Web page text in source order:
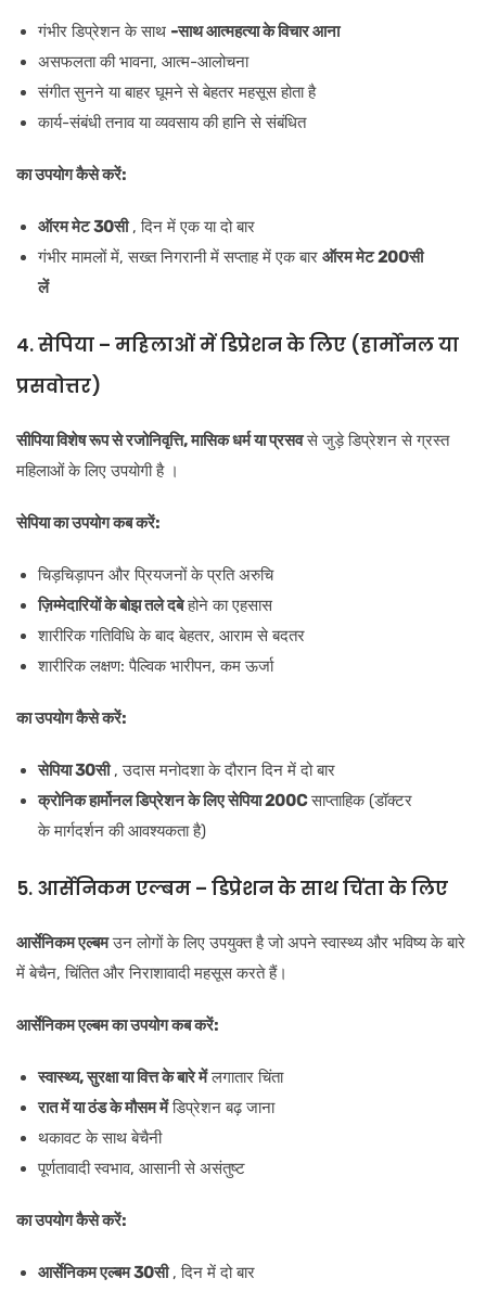
गंभीर डिप्रेशन के साथ -साथ आत्महत्या के विचार आना
असफलता की भावना, आत्म-आलोचना
संगीत सुनने या बाहर घूमने से बेहतर महसूस होता है
कार्य-संबंधी तनाव या व्यवसाय की हानि से संबंधित
का उपयोग कैसे करें:
ऑरम मेट 30सी, दिन में एक या दो बार
गंभीर मामलों में, सख्त निगरानी में सप्ताह में एक बार ऑरम मेट 200सी
लें
4. सेपिया – महिलाओं में डिप्रेशन के लिए (हार्मोनल या
प्रसवोत्तर)
सीपिया विशेष रूप सेरजोनिवृत्ति, मासिक धर्म या प्रसवसे जुड़े डिप्रेशन से ग्रस्त
महिलाओं के लिए उपयोगी है ।
सेपिया का उपयोग कब करें:
चिड़चिड़ापन और प्रियजनों के प्रति अरुचि
ज़िम्मेदारियों के बोझ तले दबेहोने का एहसास
शारीरिक गतिविधि के बाद बेहतर, आराम से बदतर
शारीरिक लक्षण: पैल्विक भारीपन, कम ऊर्जा
का उपयोग कैसे करें:
सेपिया 30सी, उदास मनोदशा के दौरान दिन में दो बार
क्रोनिक हार्मोनल डिप्रेशन के लिए सेपिया 200Cसाप्ताहिक (डॉक्टर
के मार्गदर्शन की आवश्यकता है)
5. आर्सेनिकम एल्बम – डिप्रेशन के साथ चिंता के लिए
आर्सेनिकम एल्बमउन लोगों के लिए उपयुक्त है जो अपने स्वास्थ्य और भविष्य के बारे
में बेचैन, चिंतित और निराशावादी महसूस करते हैं।
आर्सेनिकम एल्बम का उपयोग कब करें:
स्वास्थ्य, सुरक्षा या वित्त के बारे मेंलगातार चिंता
रात में या ठंड के मौसम मेंडिप्रेशन बढ़ जाना
थकावट के साथ बेचैनी
पूर्णतावादी स्वभाव, आसानी से असंतुष्ट
का उपयोग कैसे करें:
आर्सेनिकम एल्बम 30सी, दिन में दो बार